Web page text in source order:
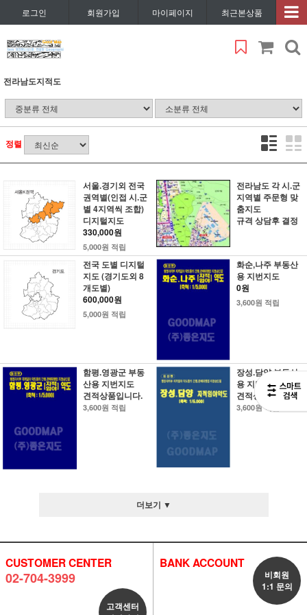
로그인 회원가입 마이페이지 최근본상품
전라남도지적도
정렬
서울.경기외 전국
권역별(인접 시.군
별 4지역씩 조합)
디지털지도
330,000원
5,000원 적립
전라남도 각 시.군
지역별 주문형 맞
춤지도
규격 상담후 결정
전국 도별 디지털
지도 (경기도외 8
개도별)
600,000원
5,000원 적립
화순,나주 부동산
용 지번지도
0원
3,600원 적립
함평.영광군 부동
산용 지번지도
견적상품입니다.
3,600원 적립
장성.담양 부동산
용 지번지도
견적상품입니다.
3,600원 적립
더보기 ▼
CUSTOMER CENTER
02-704-3999
고객센터
BANK ACCOUNT
비회원
1:1 문의